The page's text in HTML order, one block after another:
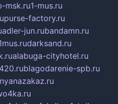
msk.ru1-mus.ru
purse-factory.ru
adler-jun.rubandamn.ru
darksand.ru
alabuga-cityhotel.ru
blagodarenie-spb.ru